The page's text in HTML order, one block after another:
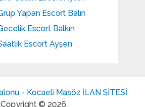
Yapan Escort Balın
Escort Balkın
Escort Ayşen
- Kocaeli Masöz İLAN SİTESİ
Copyright © 2026.